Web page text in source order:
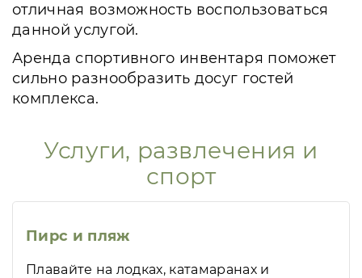
отличная возможность воспользоваться
данной услугой.
Аренда спортивного инвентаря поможет
сильно разнообразить досуг гостей
комплекса.
Услуги, развлечения и
спорт
Пирс и пляж
Плавайте на лодках, катамаранах и